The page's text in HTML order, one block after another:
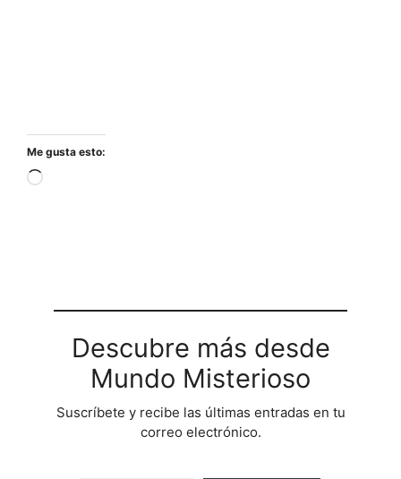
Me gusta esto:
Cargando...
Descubre más desde
Mundo Misterioso
Suscríbete y recibe las últimas entradas en tu
correo electrónico.